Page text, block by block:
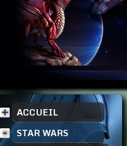
ACCUEIL
STAR WARS